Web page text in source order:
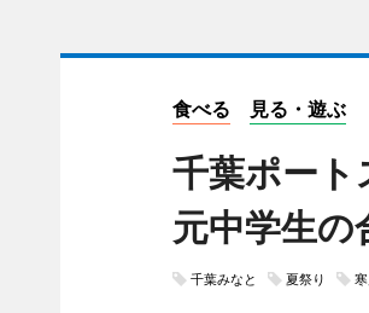
食べる 見る・遊ぶ
千葉ポー
元中学生の
千葉みなと 夏祭り 寒